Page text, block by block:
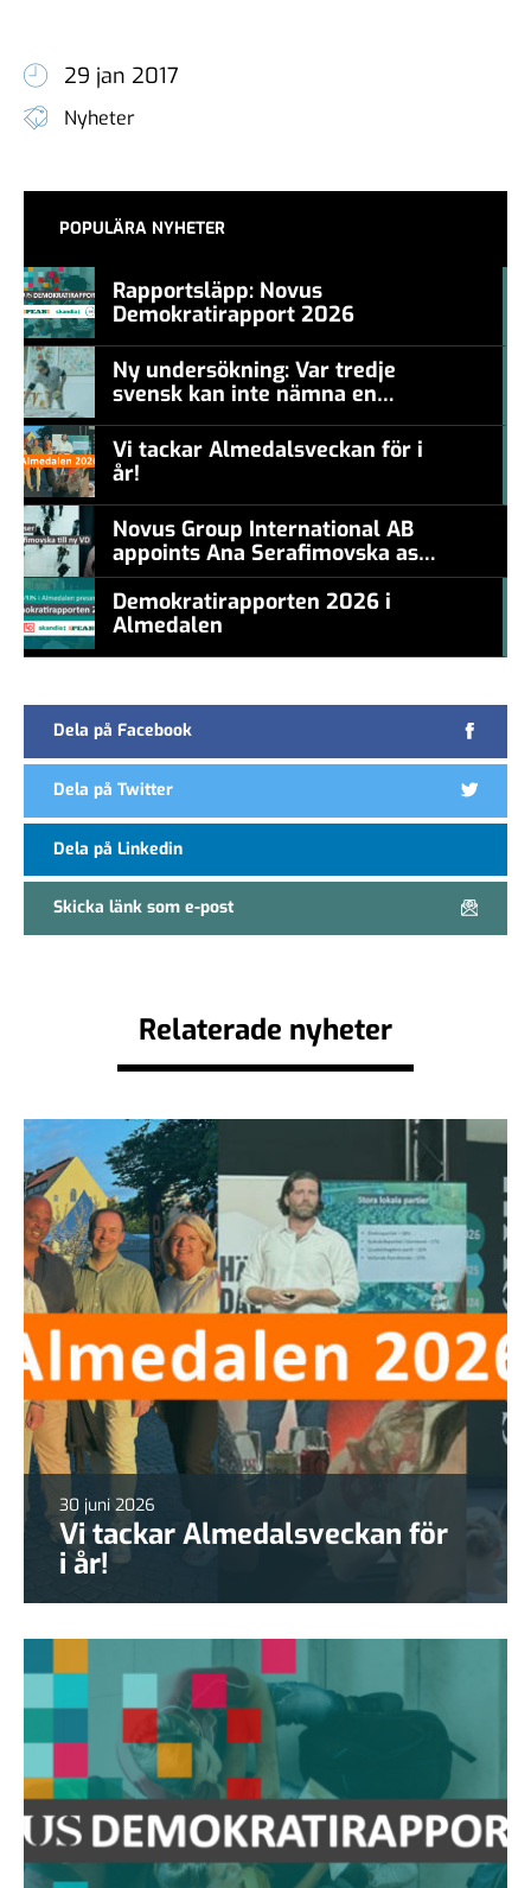
29 jan 2017
Nyheter
POPULÄRA NYHETER
Rapportsläpp: Novus
Demokratirapport 2026
Ny undersökning: Var tredje
svensk kan inte nämna en
levande konstnär
Vi tackar Almedalsveckan för i
år!
Novus Group International AB
appoints Ana Serafimovska as
new CEO
Demokratirapporten 2026 i
Almedalen
Dela på Facebook
Dela på Twitter
Dela på Linkedin
Skicka länk som e-post
Relaterade nyheter
30 juni 2026
Vi tackar Almedalsveckan för
i år!